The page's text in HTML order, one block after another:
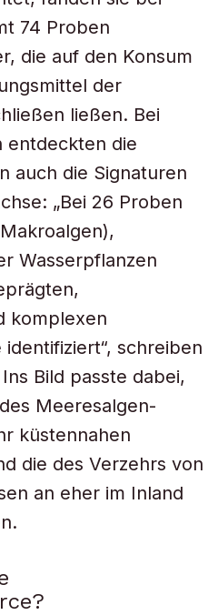
74 Proben
die auf den Konsum
der
ließen. Bei
entdeckten die
auch die Signaturen
„Bei 26 Proben
Wasserpflanzen
komplexen
schreiben
Bild passte dabei,
Meeresalgen-
küstennahen
die des Verzehrs von
an eher im Inland